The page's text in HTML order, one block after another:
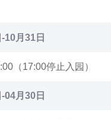
10月31日
（17:00停止入园）
04月30日